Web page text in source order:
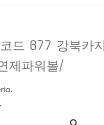
드 B77 강북카
제파워볼/